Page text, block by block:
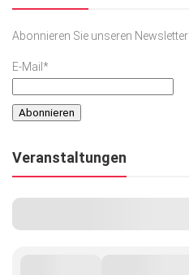
Abonnieren Sie unseren Newsletter
E-Mail*
Veranstaltungen